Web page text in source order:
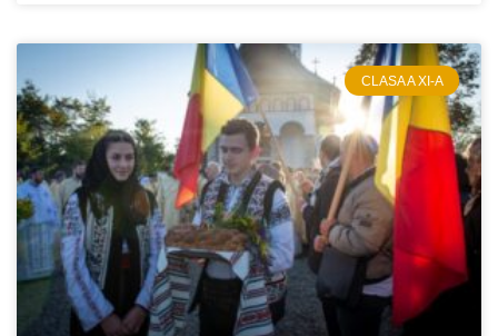
CLASA A XI-A